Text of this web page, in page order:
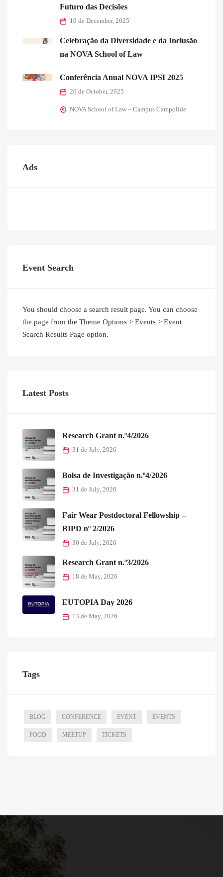
Futuro das Decisões
10 de December, 2025
Celebração da Diversidade e da Inclusão
na NOVA School of Law
Conferência Anual NOVA IPSI 2025
20 de October, 2025
NOVA School of Law – Campus Campolide
Ads
Event Search
You should choose a search result page. You can choose
the page from the Theme Options > Events > Event
Search Results Page option.
Latest Posts
Research Grant n.º4/2026
31 de July, 2026
Bolsa de Investigação n.º4/2026
31 de July, 2026
Fair Wear Postdoctoral Fellowship –
BIPD nº 2/2026
30 de July, 2026
Research Grant n.º3/2026
18 de May, 2026
EUTOPIA Day 2026
13 de May, 2026
Tags
BLOG CONFERENCE EVENT EVENTS
FOOD MEETUP TICKETS